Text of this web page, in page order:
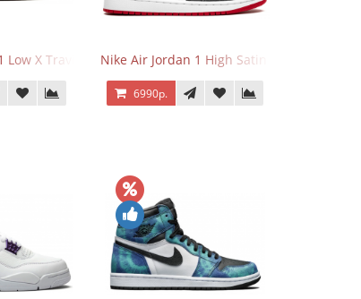
Low X Travis Scott Reverse Mocha
Nike Air Jordan 1 High Satin Black Toe
6990р.